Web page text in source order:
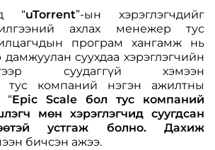
“uTorrent”-ын хэрэглэгчдийг
ахлах менежер тус
програм хангамж нь
суухдаа хэрэглэгчийн
суудаггүй хэмээн
тус компаний нэгэн ажилтны
“Epic Scale бол тус компаний
мөн хэрэглэгчид суугдсан
устгаж болно. Дахиж
бичсэн ажээ.